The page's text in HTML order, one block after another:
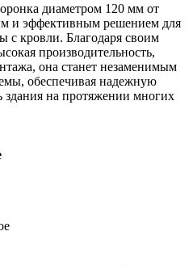
диаметром 120 мм от
и эффективным решением для
с кровли. Благодаря своим
производительность,
она станет незаменимым
обеспечивая надежную
здания на протяжении многих